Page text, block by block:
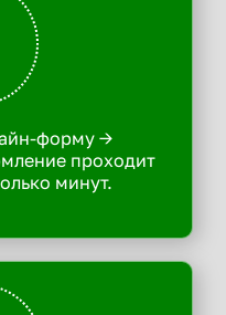
форму ->
проходит
минут.